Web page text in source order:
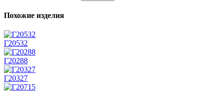
Похожие изделия
Г20532
Г20288
Г20327